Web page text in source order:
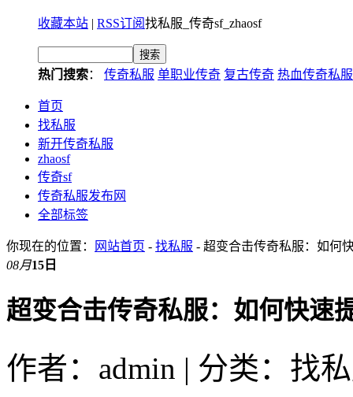
收藏本站 | RSS订阅找私服_传奇sf_zhaosf
热门搜索： 传奇私服 单职业传奇 复古传奇 热血传奇私服
首页
找私服
新开传奇私服
zhaosf
传奇sf
传奇私服发布网
全部标签
你现在的位置： 网站首页 - 找私服 - 超变合击传奇私服：如何
08月15日
超变合击传奇私服：如何快速
作者：admin | 分类：找